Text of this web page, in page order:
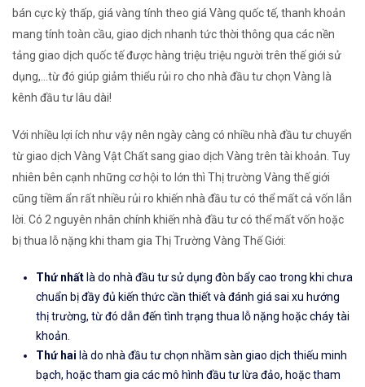
bán cực kỳ thấp, giá vàng tính theo giá Vàng quốc tế, thanh khoản
mang tính toàn cầu, giao dịch nhanh tức thời thông qua các nền
tảng giao dịch quốc tế được hàng triệu triệu người trên thế giới sử
dụng,...từ đó giúp giảm thiểu rủi ro cho nhà đầu tư chọn Vàng là
kênh đầu tư lâu dài!
Với nhiều lợi ích như vậy nên ngày càng có nhiều nhà đầu tư chuyển
từ giao dịch Vàng Vật Chất sang giao dịch Vàng trên tài khoản. Tuy
nhiên bên cạnh những cơ hội to lớn thì Thị trường Vàng thế giới
cũng tiềm ẩn rất nhiều rủi ro khiến nhà đầu tư có thể mất cả vốn lẫn
lời. Có 2 nguyên nhân chính khiến nhà đầu tư có thể mất vốn hoặc
bị thua lỗ nặng khi tham gia Thị Trường Vàng Thế Giới:
Thứ nhất là do nhà đầu tư sử dụng đòn bẩy cao trong khi chưa
chuẩn bị đầy đủ kiến thức cần thiết và đánh giá sai xu hướng
thị trường, từ đó dẫn đến tình trạng thua lỗ nặng hoặc cháy tài
khoản.
Thứ hai là do nhà đầu tư chọn nhầm sàn giao dịch thiếu minh
bạch, hoặc tham gia các mô hình đầu tư lừa đảo, hoặc tham